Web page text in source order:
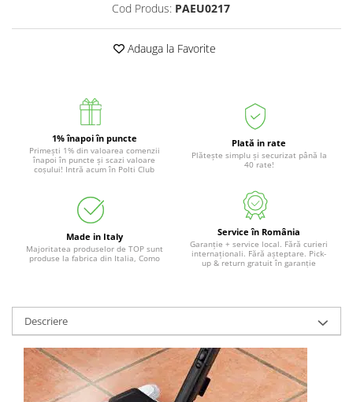
Accesorii & Consumabile
Accesorii aspiratoare
Accesorii dispozitive profesionale
Carduri Cadou
Cod Produs: PAEU0217
Adauga la Favorite
1% înapoi în puncte
Primești 1% din valoarea comenzii
înapoi în puncte și scazi valoare
coșului! Intră acum în Polti Club
Plată in rate
Plătește simplu și securizat până la
40 rate!
Made in Italy
Majoritatea produselor de TOP sunt
produse la fabrica din Italia, Como
Service în România
Garanție + service local. Fără curieri
internaționali. Fără așteptare. Pick-
up & return gratuit în garanție
Descriere